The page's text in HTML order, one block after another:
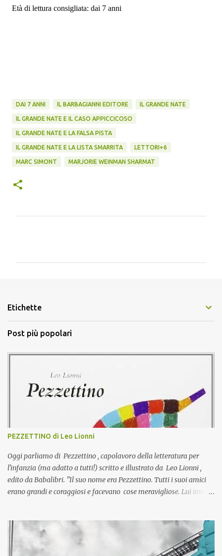
Età di lettura consigliata: dai 7 anni
DAI 7 ANNI IL BARBAGIANNI EDITORE IL GRANDE NATE
IL GRANDE NATE E IL CASO APPICCICOSO
IL GRANDE NATE E LA FALSA PISTA
IL GRANDE NATE E LA LISTA SMARRITA LETTORI+6
MARC SIMONT MARJORIE WEINMAN SHARMAT
Etichette
Post più popolari
PEZZETTINO di Leo Lionni
Oggi parliamo di Pezzettino , capolavoro della letteratura per
l'infanzia (ma adatto a tutti!) scritto e illustrato da Leo Lionni ,
edito da Babalibri. "Il suo nome era Pezzettino. Tutti i suoi amici
erano grandi e coraggiosi e facevano cose meravigliose. Lui invece
pezzettino, e un bel giorno decise di scoprirlo." Pezzettino si
confronta con gli altri intorno a lui e si sente piccolo , inadeguato e
incompiuto . La sua insicurezza lo porta a pensare di essersi